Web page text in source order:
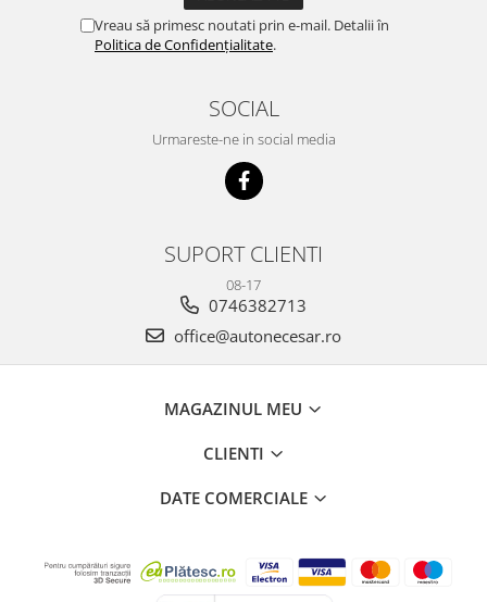
Vreau să primesc noutati prin e-mail. Detalii în
Politica de Confidențialitate.
SOCIAL
Urmareste-ne in social media
SUPORT CLIENTI
08-17
0746382713
office@autonecesar.ro
MAGAZINUL MEU
CLIENTI
DATE COMERCIALE